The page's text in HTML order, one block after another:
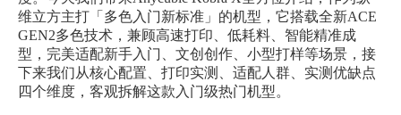
维立方主打「多色入门新标准」的机型，它搭载全新ACE
GEN2多色技术，兼顾高速打印、低耗料、智能精准成
型，完美适配新手入门、文创创作、小型打样等场景，接
下来我们从核心配置、打印实测、适配人群、实测优缺点
四个维度，客观拆解这款入门级热门机型。